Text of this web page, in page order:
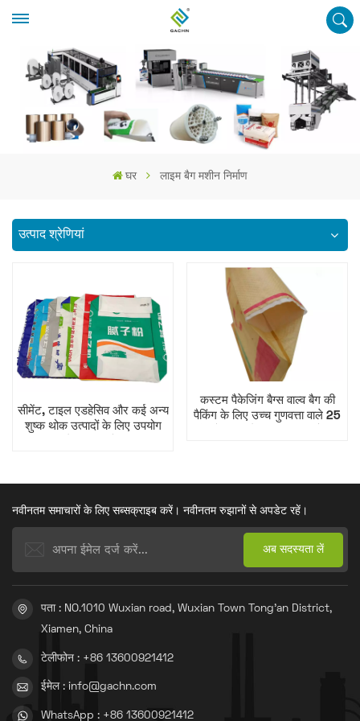
घर लाइम बैग मशीन निर्माण
उत्पाद श्रेणियां
सीमेंट, टाइल एडहेसिव और कई अन्य
शुष्क थोक उत्पादों के लिए उपयोग
कस्टम पैकेजिंग बैग्स वाल्व बैग की
पैकिंग के लिए उच्च गुणवत्ता वाले 25
नवीनतम समाचारों के लिए सब्सक्राइब करें। नवीनतम रुझानों से अपडेट रहें।
पता : NO.1010 Wuxian road, Wuxian Town Tong'an District,
Xiamen, China
टेलीफोन : +86 13600921412
ईमेल : info@gachn.com
WhatsApp : +86 13600921412